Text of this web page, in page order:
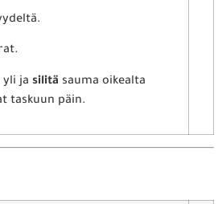
yli ja silitä sauma oikealta
taskuun päin.